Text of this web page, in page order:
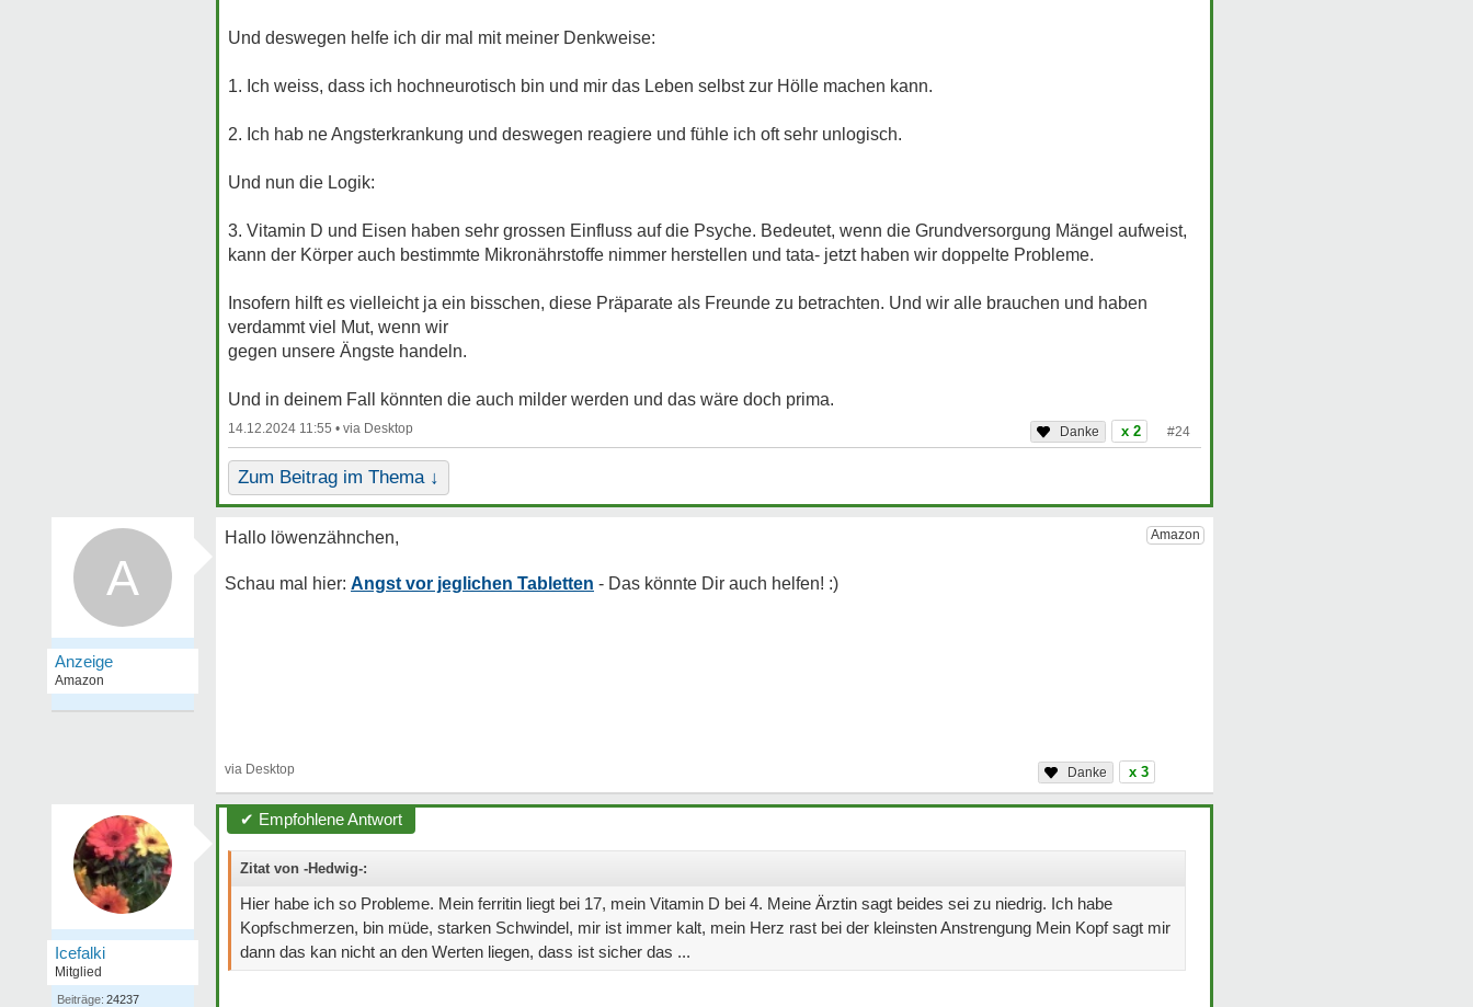
Und deswegen helfe ich dir mal mit meiner Denkweise:
1. Ich weiss, dass ich hochneurotisch bin und mir das Leben selbst zur Hölle machen kann.
2. Ich hab ne Angsterkrankung und deswegen reagiere und fühle ich oft sehr unlogisch.
Und nun die Logik:
3. Vitamin D und Eisen haben sehr grossen Einfluss auf die Psyche. Bedeutet, wenn die Grundversorgung Mängel aufweist,
kann der Körper auch bestimmte Mikronährstoffe nimmer herstellen und tata- jetzt haben wir doppelte Probleme.
Insofern hilft es vielleicht ja ein bisschen, diese Präparate als Freunde zu betrachten. Und wir alle brauchen und haben
verdammt viel Mut, wenn wir
gegen unsere Ängste handeln.
Und in deinem Fall könnten die auch milder werden und das wäre doch prima.
14.12.2024 11:55 • x 2 #24
Zum Beitrag im Thema ↓
A Angst vor jeglichen Tabletten
x 3
Icefalki
Mitglied
Beiträge: 24237
✔ Empfohlene Antwort
Zitat von -Hedwig-:
Hier habe ich so Probleme. Mein ferritin liegt bei 17, mein Vitamin D bei 4. Meine Ärztin sagt beides sei zu niedrig. Ich habe
Kopfschmerzen, bin müde, starken Schwindel, mir ist immer kalt, mein Herz rast bei der kleinsten Anstrengung Mein Kopf sagt mir
dann das kan nicht an den Werten liegen, dass ist sicher das ...